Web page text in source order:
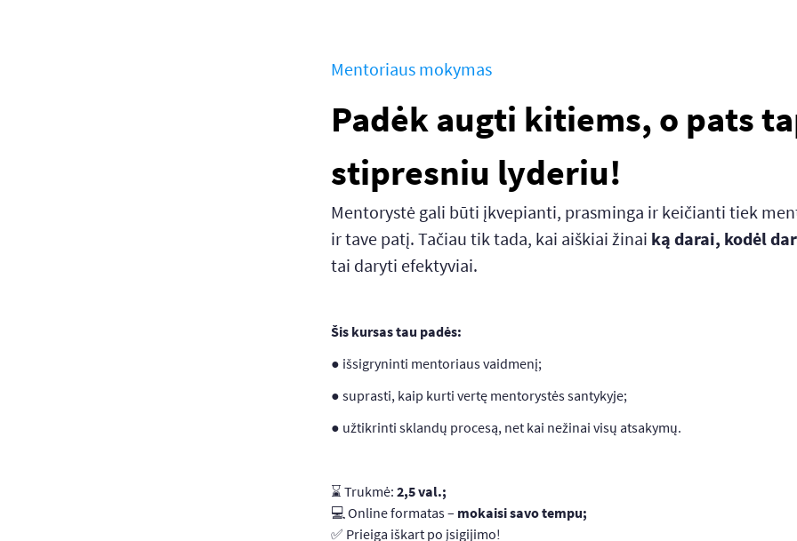
Mentoriaus mokymas
Padėk augti kitiems, o pats
stipresniu lyderiu!
Mentorystė gali būti įkvepianti, prasminga ir keičianti tiek
ir tave patį. Tačiau tik tada, kai aiškiai žinai ką darai, kodėl
tai daryti efektyviai.
Šis kursas tau padės:
● išsigryninti mentoriaus vaidmenį;
● suprasti, kaip kurti vertę mentorystės santykyje;
● užtikrinti sklandų procesą, net kai nežinai visų atsakymų.
⌛ Trukmė: 2,5 val.;
💻 Online formatas – mokaisi savo tempu;
✅ Prieiga iškart po įsigijimo!